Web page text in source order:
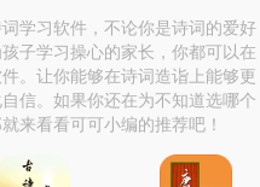
学习软件，不论你是诗词的爱好
子学习操心的家长，你都可以在
。让你能够在诗词造诣上能够更
信。如果你还在为不知道选哪个
来看看可可小编的推荐吧！